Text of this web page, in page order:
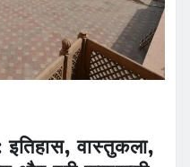
इतिहास, वास्तुकला,